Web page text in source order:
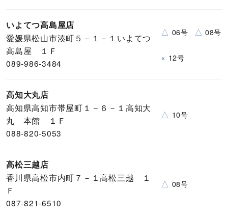
いよてつ高島屋店
愛媛県松山市湊町５－１－１いよてつ
高島屋 １Ｆ
089-986-3484
△ 06号 △ 08号
× 12号
高知大丸店
高知県高知市帯屋町１－６－１高知大
丸 本館 １Ｆ
088-820-5053
△ 10号
高松三越店
香川県高松市内町７－１高松三越 １
Ｆ
087-821-6510
△ 08号